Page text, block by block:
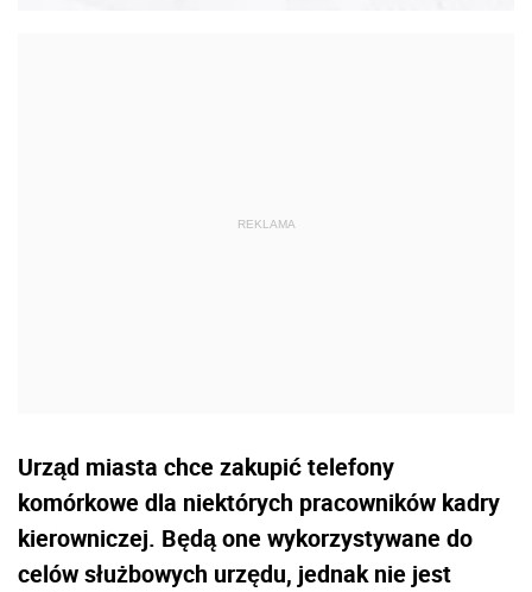
Urząd miasta chce zakupić telefony
komórkowe dla niektórych pracowników kadry
kierowniczej. Będą one wykorzystywane do
celów służbowych urzędu, jednak nie jest